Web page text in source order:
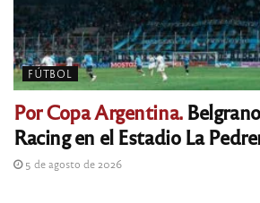
FÚTBOL
Por Copa Argentina.
Racing en el Estadio La
5 de agosto de 2026